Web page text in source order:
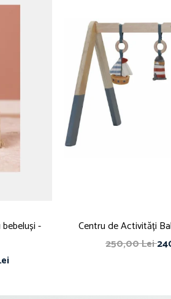
-
Centru de Activități
250,00 Lei